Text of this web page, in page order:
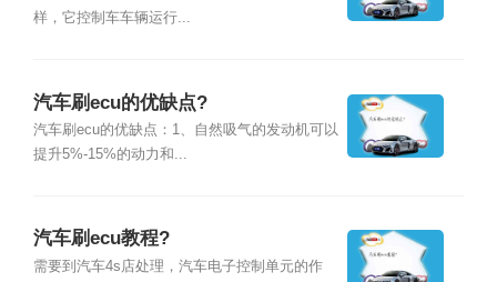
样，它控制车车辆运行...
汽车刷ecu的优缺点?
汽车刷ecu的优缺点：1、自然吸气的发动机可以
提升5%-15%的动力和...
汽车刷ecu教程?
需要到汽车4s店处理，汽车电子控制单元的作